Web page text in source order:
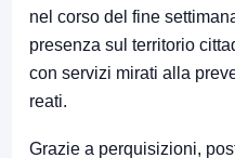
nel corso del fine
presenza sul territorio
con servizi mirati alla
reati.
Grazie a perquisizioni,